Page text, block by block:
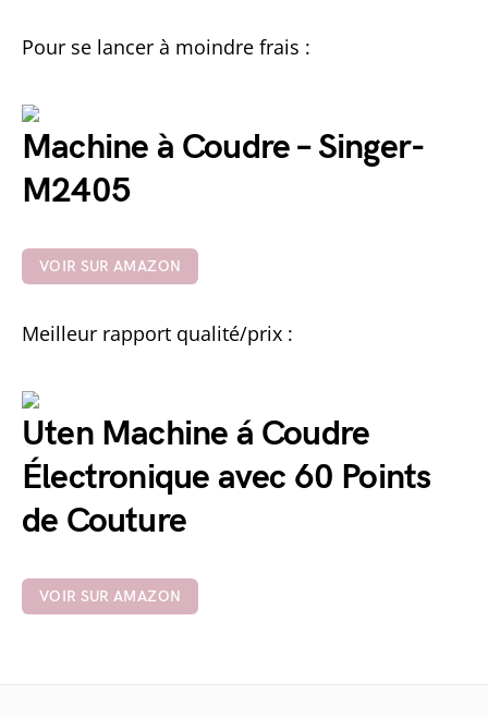
Pour se lancer à moindre frais :
Machine à Coudre – Singer-
M2405
VOIR SUR AMAZON
Meilleur rapport qualité/prix :
Uten Machine á Coudre
Électronique avec 60 Points
de Couture
VOIR SUR AMAZON